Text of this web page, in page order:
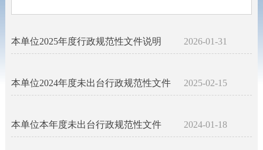
本单位2025年度行政规范性文件说明 2026-01-31
本单位2024年度未出台行政规范性文件 2025-02-15
本单位本年度未出台行政规范性文件 2024-01-18